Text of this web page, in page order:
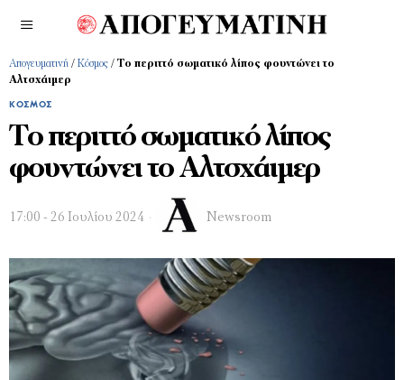
Απογευματινή / Κόσμος / Το περιττό σωματικό λίπος φουντώνει το
Αλτσχάιμερ
ΚΌΣΜΟΣ
Το περιττό σωματικό λίπος
φουντώνει το Αλτσχάιμερ
17:00 - 26 Ιουλίου 2024 Newsroom